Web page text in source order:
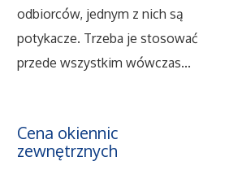
Salony, Komisy
Materiały Promocyjne
Materiały Reklamowe
odbiorców, jednym z nich są
potykacze. Trzeba je stosować
przede wszystkim wówczas...
Cena okiennic
zewnętrznych